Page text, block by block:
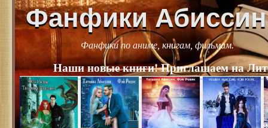
Фанфики Абиссин
Фанфики по аниме, книгам, фильмам.
Наши новые книги! Приглашаем на